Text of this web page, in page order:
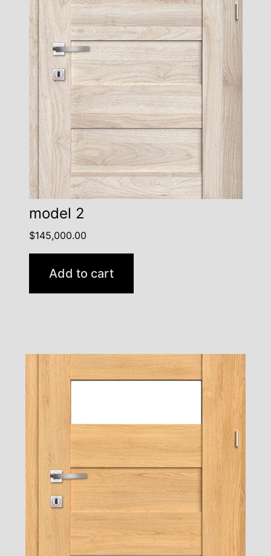
model 2
$145,000.00
Add to cart